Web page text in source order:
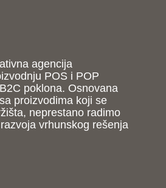
agencija
POS i POP
poklona. Osnovana
proizvodima koji se
neprestano radimo
vrhunskog rešenja